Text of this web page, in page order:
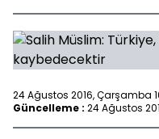
24 Ağustos 2016, Çarşamba
Güncelleme : 24 Ağustos